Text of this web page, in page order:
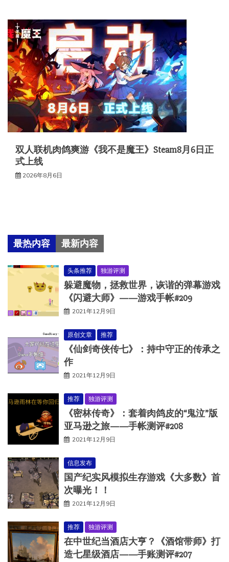
双人联机肉鸽爽游《我不是魔王》Steam8月6日正
式上线
2026年8月6日
最热内容 最新内容
头条推荐 独游评测
躲避魔物，拯救世界，诙谐的弹幕游戏
《闪避大师》——游戏手帐#209
2021年12月9日
原创文章 推荐
《仙剑奇侠传七》：持中守正的传承之
作
2021年12月9日
推荐 独游评测
《密林传奇》：套着肉鸽皮的“鬼泣”版
亚马逊之旅——手帐测评#208
2021年12月9日
信息发布
国产纪实风模拟生存游戏《大多数》首
次曝光！！
2021年12月9日
推荐 独游评测
在中世纪当酒店大亨？《酒馆带师》打
造七星级酒店——手账测评#207